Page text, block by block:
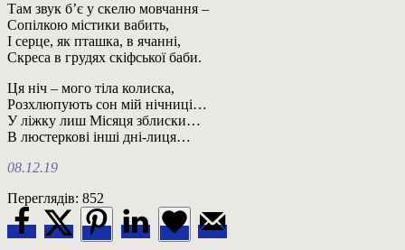
Там звук б’є у скелю мовчання –
Сопілкою містики вабить,
І серце, як пташка, в ячанні,
Скреса в грудях скіфської баби.
Ця ніч – мого тіла колиска,
Розхлюпують сон мій нічниці…
У ліжку лиш Місяця зблиски…
В люстеркові інші дні-лиця…
08.12.19
Переглядів: 852